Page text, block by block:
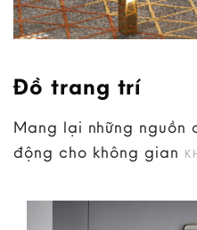
Đồ trang trí
Mang lại những nguồn
động cho không gian